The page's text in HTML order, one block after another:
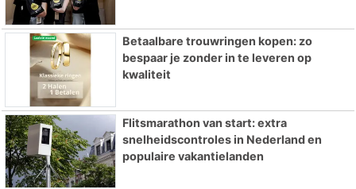
Betaalbare trouwringen kopen: zo
bespaar je zonder in te leveren op
kwaliteit
Flitsmarathon van start: extra
snelheidscontroles in Nederland en
populaire vakantielanden